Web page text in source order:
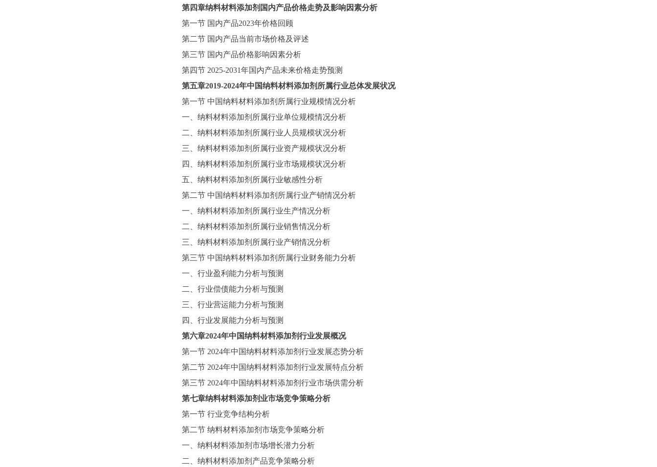
第四章纳料材料添加剂国内产品价格走势及影响因素分析
第一节 国内产品2023年价格回顾
第二节 国内产品当前市场价格及评述
第三节 国内产品价格影响因素分析
第四节 2025-2031年国内产品未来价格走势预测
第五章2019-2024年中国纳料材料添加剂所属行业总体发展状况
第一节 中国纳料材料添加剂所属行业规模情况分析
一、纳料材料添加剂所属行业单位规模情况分析
二、纳料材料添加剂所属行业人员规模状况分析
三、纳料材料添加剂所属行业资产规模状况分析
四、纳料材料添加剂所属行业市场规模状况分析
五、纳料材料添加剂所属行业敏感性分析
第二节 中国纳料材料添加剂所属行业产销情况分析
一、纳料材料添加剂所属行业生产情况分析
二、纳料材料添加剂所属行业销售情况分析
三、纳料材料添加剂所属行业产销情况分析
第三节 中国纳料材料添加剂所属行业财务能力分析
一、行业盈利能力分析与预测
二、行业偿债能力分析与预测
三、行业营运能力分析与预测
四、行业发展能力分析与预测
第六章2024年中国纳料材料添加剂行业发展概况
第一节 2024年中国纳料材料添加剂行业发展态势分析
第二节 2024年中国纳料材料添加剂行业发展特点分析
第三节 2024年中国纳料材料添加剂行业市场供需分析
第七章纳料材料添加剂业市场竞争策略分析
第一节 行业竞争结构分析
第二节 纳料材料添加剂市场竞争策略分析
一、纳料材料添加剂市场增长潜力分析
二、纳料材料添加剂产品竞争策略分析